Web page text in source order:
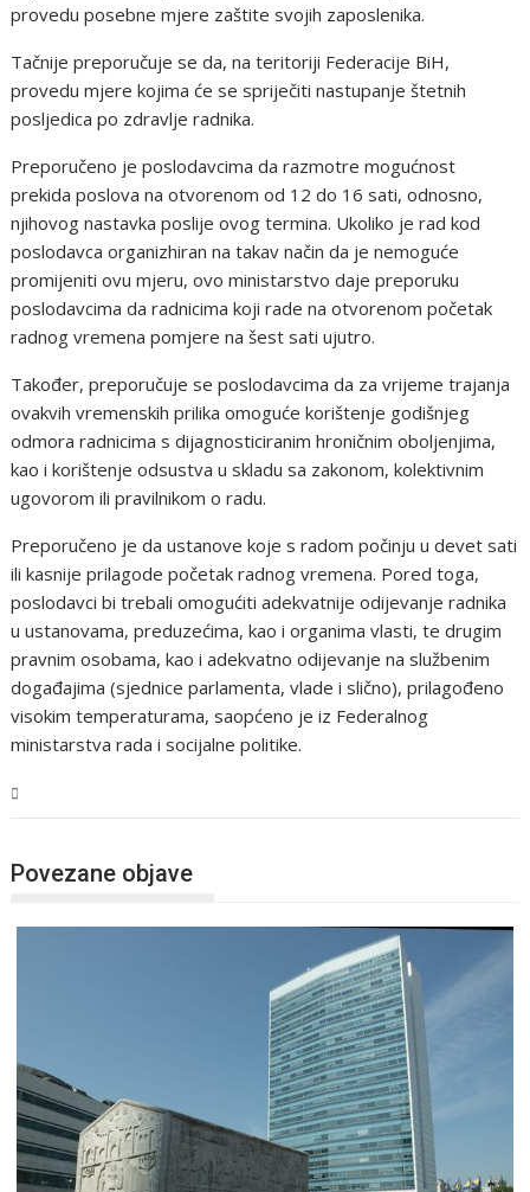
provedu posebne mjere zaštite svojih zaposlenika.
Tačnije preporučuje se da, na teritoriji Federacije BiH,
provedu mjere kojima će se spriječiti nastupanje štetnih
posljedica po zdravlje radnika.
Preporučeno je poslodavcima da razmotre mogućnost
prekida poslova na otvorenom od 12 do 16 sati, odnosno,
njihovog nastavka poslije ovog termina. Ukoliko je rad kod
poslodavca organizhiran na takav način da je nemoguće
promijeniti ovu mjeru, ovo ministarstvo daje preporuku
poslodavcima da radnicima koji rade na otvorenom početak
radnog vremena pomjere na šest sati ujutro.
Također, preporučuje se poslodavcima da za vrijeme trajanja
ovakvih vremenskih prilika omoguće korištenje godišnjeg
odmora radnicima s dijagnosticiranim hroničnim oboljenjima,
kao i korištenje odsustva u skladu sa zakonom, kolektivnim
ugovorom ili pravilnikom o radu.
Preporučeno je da ustanove koje s radom počinju u devet sati
ili kasnije prilagode početak radnog vremena. Pored toga,
poslodavci bi trebali omogućiti adekvatnije odijevanje radnika
u ustanovama, preduzećima, kao i organima vlasti, te drugim
pravnim osobama, kao i adekvatno odijevanje na službenim
događajima (sjednice parlamenta, vlade i slično), prilagođeno
visokim temperaturama, saopćeno je iz Federalnog
ministarstva rada i socijalne politike.
Povezane objave